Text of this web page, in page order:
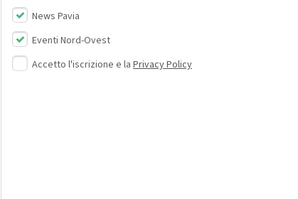
News Pavia
Eventi Nord-Ovest
Accetto l'iscrizione e la Privacy Policy